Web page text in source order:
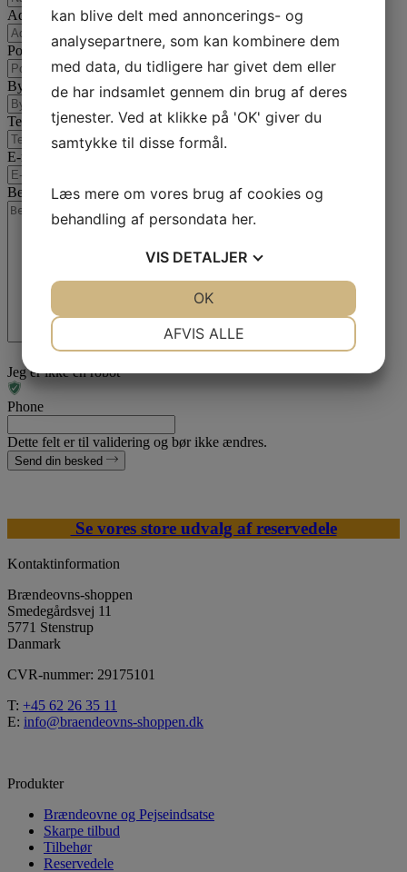
Adresse
Postnummer
By
Telefon
E-mail
Besked *
Jeg er ikke en robot
Phone
Dette felt er til validering og bør ikke ændres.
Send din besked
Se vores store udvalg af reservedele
Kontaktinformation
Brændeovns-shoppen
Smedegårdsvej 11
5771 Stenstrup
Danmark
CVR-nummer: 29175101
T: +45 62 26 35 11
E: info@braendeovns-shoppen.dk
Produkter
Brændeovne og Pejseindsatse
Skarpe tilbud
Tilbehør
Reservedele
kan blive delt med annoncerings- og
analysepartnere, som kan kombinere dem
med data, du tidligere har givet dem eller
de har indsamlet gennem din brug af deres
tjenester. Ved at klikke på 'OK' giver du
samtykke til disse formål.
Læs mere om vores brug af cookies og
behandling af persondata her.
VIS DETALJER
AFVIS ALLE
OK